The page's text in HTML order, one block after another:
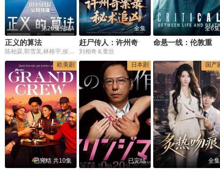
第26集完结
正义的算法
陈柏霖,郭雪芙,林格宇,侯彦西,林育品
全集
刘相奇＆童欣
全6集
欧美剧
已完结 共10集
日本剧
已完结
国产
全集